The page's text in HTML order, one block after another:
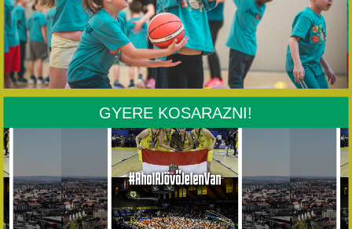
GYERE KOSARAZNI!